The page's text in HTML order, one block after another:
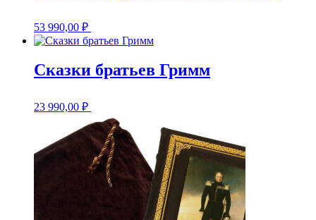
53 990,00 ₽
Сказки братьев Гримм
23 990,00 ₽